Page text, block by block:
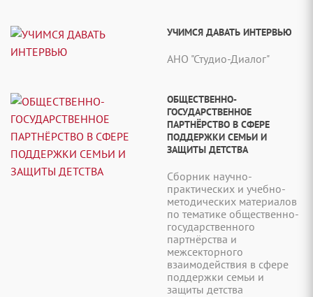
УЧИМСЯ ДАВАТЬ ИНТЕРВЬЮ
АНО "Студио-Диалог"
ОБЩЕСТВЕННО-
ГОСУДАРСТВЕННОЕ
ПАРТНЁРСТВО В СФЕРЕ
ПОДДЕРЖКИ СЕМЬИ И
ЗАЩИТЫ ДЕТСТВА
Сборник научно-
практических и учебно-
методических материалов
по тематике общественно-
государственного
партнёрства и
межсекторного
взаимодействия в сфере
поддержки семьи и
защиты детства